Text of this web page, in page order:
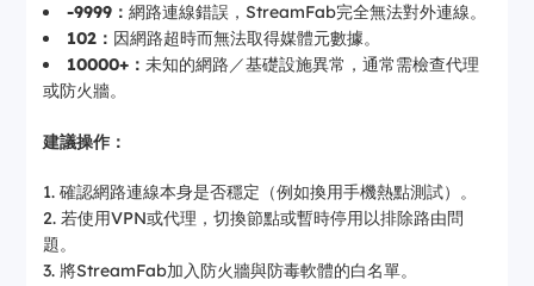
-9999：網路連線錯誤，StreamFab完全無法對外連線。
102： 因網路超時而無法取得媒體元數據。
10000+：未知的網路／基礎設施異常，通常需檢查代理
或防火牆。
建議操作：
確認網路連線本身是否穩定（例如換用手機熱點測試）。
若使用VPN或代理，切換節點或暫時停用以排除路由問
題。
將StreamFab加入防火牆與防毒軟體的白名單。